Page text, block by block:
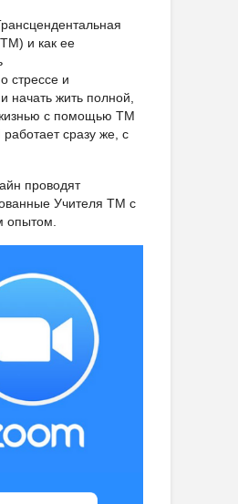
и как ее
стрессе и
начать жить полной,
с помощью ТМ
сразу же, с
проводят
Учителя ТМ с
опытом.